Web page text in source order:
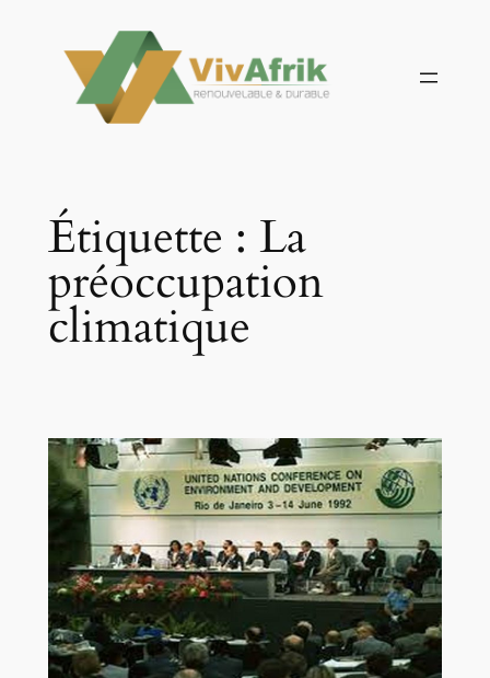
contenu
Étiquette : La
préoccupation
climatique